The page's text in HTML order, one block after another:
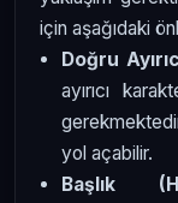
için aşağıdaki
Doğru
ayırıcı
yol açabilir.
Başlık